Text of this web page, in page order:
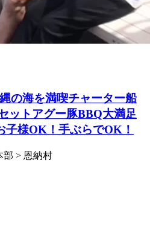
の海を満喫チャーター船
ットアグー豚BBQ大満足
子様OK！手ぶらでOK！
部 > 恩納村